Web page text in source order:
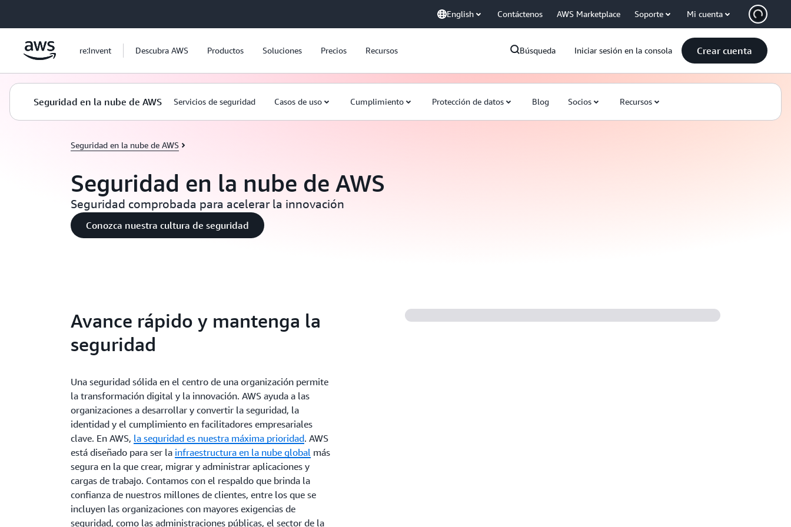
English Contáctenos AWS Marketplace Soporte Mi cuenta
re:Invent Descubra AWS Productos Soluciones Precios Recursos Búsqueda Iniciar sesión en la consola Crear cuenta
Seguridad en la nube de AWS Servicios de seguridad Casos de uso Cumplimiento Protección de datos Blog Socios Recursos
Seguridad en la nube de AWS
Seguridad en la nube de AWS
Seguridad comprobada para acelerar la innovación
Conozca nuestra cultura de seguridad
Avance rápido y mantenga la
seguridad
Una seguridad sólida en el centro de una organización permite
la transformación digital y la innovación. AWS ayuda a las
organizaciones a desarrollar y convertir la seguridad, la
identidad y el cumplimiento en facilitadores empresariales
clave. En AWS, la seguridad es nuestra máxima prioridad. AWS
está diseñado para ser la infraestructura en la nube global más
segura en la que crear, migrar y administrar aplicaciones y
cargas de trabajo. Contamos con el respaldo que brinda la
confianza de nuestros millones de clientes, entre los que se
incluyen las organizaciones con mayores exigencias de
seguridad, como las administraciones públicas, el sector de la